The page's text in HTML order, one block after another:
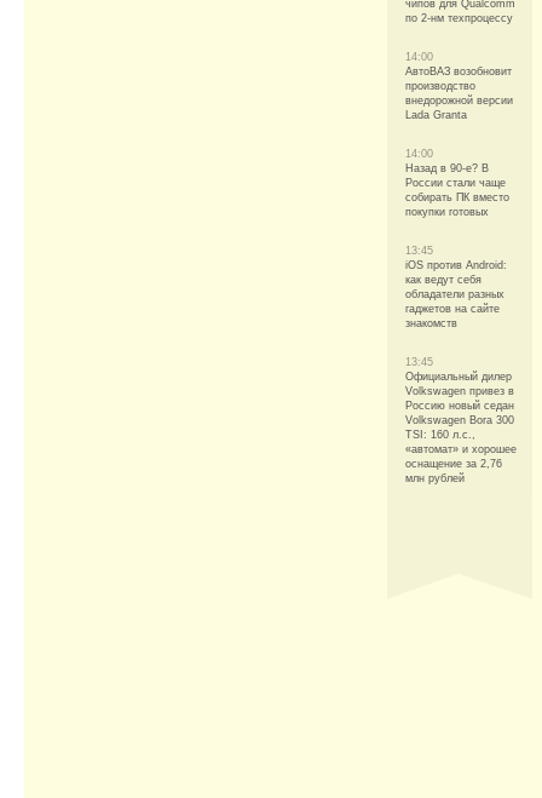
чипов для Qualcomm
по 2-нм техпроцессу
14:00
АвтоВАЗ возобновит
производство
внедорожной версии
Lada Granta
14:00
Назад в 90-е? В
России стали чаще
собирать ПК вместо
покупки готовых
13:45
iOS против Android:
как ведут себя
обладатели разных
гаджетов на сайте
знакомств
13:45
Официальный дилер
Volkswagen привез в
Россию новый седан
Volkswagen Bora 300
TSI: 160 л.с.,
«автомат» и хорошее
оснащение за 2,76
млн рублей